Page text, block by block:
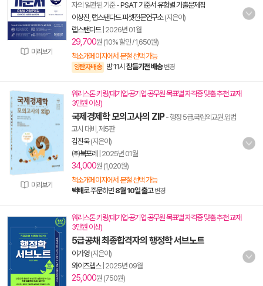
미리보기
자의 일관된 기준-PSAT 기준서 유형별 기출문제집
이상진 랩스탠다드 피셋전문연구소(지은이)
랩스탠다드| 2026년 01월
29,700원 (10% 할인 / 1,650원)
책소개페이지에서 분철 선택 가능
양탄자배송 밤 11시 잠들기전 배송 변경
미리보기
워리스톤 키링(대기업·공기업·공무원 목표별 자격증 맞춤 추천 교재
3만원 이상)
국제경제학 모의고사의 ZIP- 행정 5급.국립외교원.입법
고시 대비, 제5판
김진욱(지은이)
㈜북포레
2025년 01월
34,000원 (1,020원)
책소개페이지에서 분철 선택 가능
택배로 주문하면 8월 10일 출고 변경
워리스톤 키링(대기업·공기업·공무원 목표별 자격증 맞춤 추천 교재
3만원 이상)
5급공채 최종합격자의 행정학 서브노트
이가영(지은이)
와이즈랩스| 2025년 09월
25,000원 (750원)